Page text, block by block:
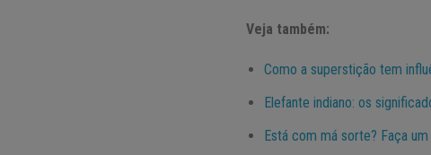
Veja também:
Como a superstição tem
Elefante indiano: os
Está com má sorte? Faça